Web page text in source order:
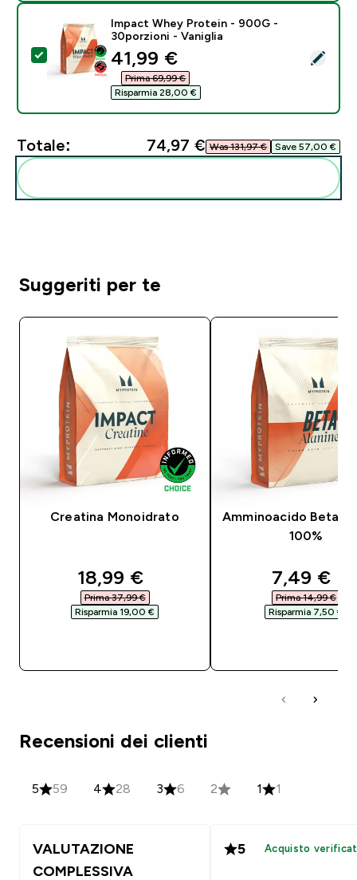
Seleziona questo prodotto - Impact Whey Protein -
Impact Whey Protein - 900G -
30porzioni - Vaniglia
discounted price
41,99 €‎
Prima 69,99 €‎
Risparmia 28,00 €‎
Totale: 74,97 €‎ Was 131,97 €‎ Save 57,00 €‎
Suggeriti per te
Creatina Monoidrato
discounted price
18,99 €‎
Prima 37,99 €‎
Risparmia 19,00 €‎
Amminoacido Beta-
100%
7,49 €‎
Prima 14,99 €‎
Risparmia 7,50 €‎
Recensioni dei clienti
5 59 4 28 3 6 2 1 1
VALUTAZIONE
COMPLESSIVA
5 Acquisto